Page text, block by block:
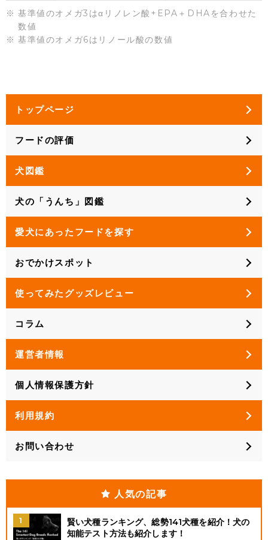
基準値のオメガ3はαリノレン酸+EPA＋DHAを合わせた
数値
基準値のオメガ6はリノール酸の数値
トップページ
フードの評価
犬図鑑
犬の「うんち」図鑑
愛犬にあったフードを探す
おでかけスポット
使ってみたグッズレビュー
コラム
運営者情報
個人情報保護方針
利用規約
お問い合わせ
人気の記事
賢い犬種ランキング、総勢141犬種を紹介！犬の
知能テスト方法も紹介します！